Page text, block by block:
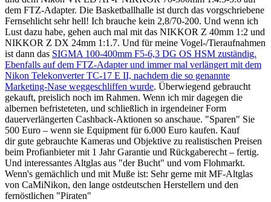
dem FTZ-Adapter. Die Basketballhalle ist durch das vorgschriebene
Fernsehlicht sehr hell! Ich brauche kein 2,8/70-200. Und wenn ich
Lust dazu habe, gehen auch mal mit das NIKKOR Z 40mm 1:2 und
NIKKOR Z DX 24mm 1:1.7. Und für meine Vogel-/Tieraufnahmen
ist dann das SIGMA 100-400mm F5-6,3 DG OS HSM zuständig.
Ebenfalls auf dem FTZ-Adapter und immer mal verlängert mit dem
Nikon Telekonverter TC-17 E II, nachdem die so genannte
Marketing-Nase weggeschliffen wurde. Überwiegend gebraucht
gekauft, preislich noch im Rahmen. Wenn ich mir dagegen die
albernen befristeteten, und schließlich in irgendeiner Form
dauerverlängerten Cashback-Aktionen so anschaue. "Sparen" Sie
500 Euro – wenn sie Equipment für 6.000 Euro kaufen. Kauf
dir gute gebrauchte Kameras und Objektive zu realistischen Preisen
beim Profianbieter mit 1 Jahr Garantie und Rückgaberecht – fertig.
Und interessantes Altglas aus "der Bucht" und vom Flohmarkt.
Wenn's gemächlich und mit Muße ist: Sehr gerne mit MF-Altglas
von CaMiNikon, den lange ostdeutschen Herstellern und den
fernöstlichen "Piraten"